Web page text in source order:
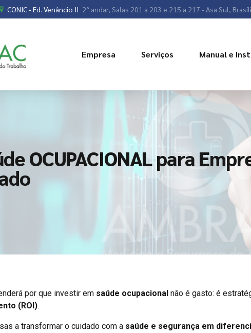
CONIC - Ed. Venâncio II 2° andar, Salas 201 a 203 e 215 a 217 - Asa Sul,
Empresa Serviços Manual e
OCUPACIONAL para
por que investir em saúde ocupacional não é gasto: é
(ROI).
a transformar o cuidado com a saúde e segurança em